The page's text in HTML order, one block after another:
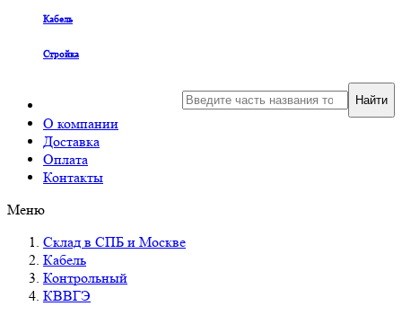
Кабель
Стройка
О компании
Доставка
Оплата
Контакты
Найти
Меню
Склад в СПБ и Москве
Кабель
Контрольный
КВВГЭ